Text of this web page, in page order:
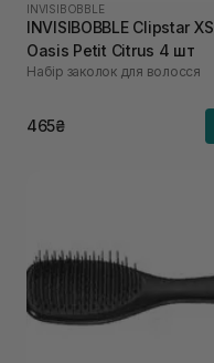
INVISIBOBBLE
INVISIBOBBLE Clipstar XS
Oasis Petit Citrus 4 шт
Набір заколок для волосся
465₴